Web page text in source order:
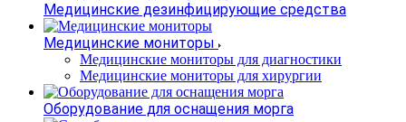
Медицинские дезинфицирующие средства
Медицинские мониторы
Медицинские мониторы для диагностики
Медицинские мониторы для хирургии
Оборудование для оснащения морга